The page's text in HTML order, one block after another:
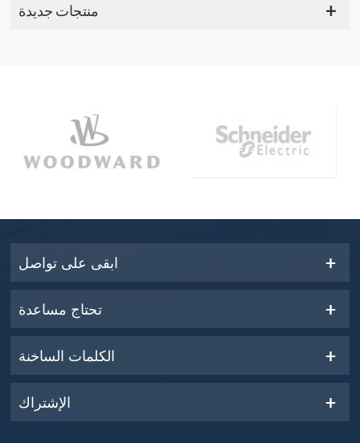
منتجات جديدة
ابقى على تواصل
تحتاج مساعدة
الكلمات الساخنة
الإشتراك